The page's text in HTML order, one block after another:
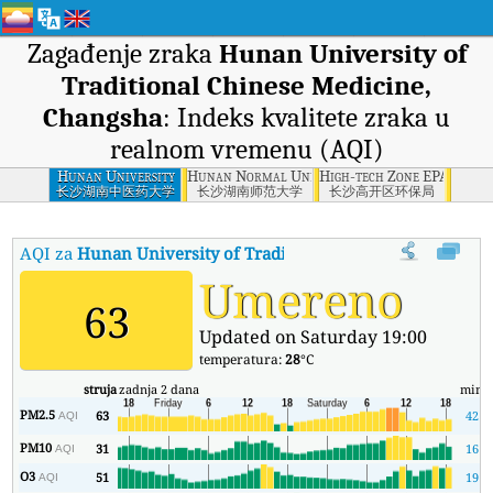
Zagađenje zraka Hunan University of
Traditional Chinese Medicine,
Changsha: Indeks kvalitete zraka u
realnom vremenu (AQI)
Hunan University
of Traditional
Chinese Medicine,
长沙湖南中医药大学
Hunan Normal University, Changsha
长沙湖南师范大学
High-tech Zone EPA,
长沙高开区环保局
AQI zaHunan University of Traditional Chinese Medicine,
63 Umereno
Updated on Saturday 19:00
temperatura:28°C
strujazadnja 2 dana min
PM2.5AQI 63 42
PM10AQI 31 16
O3AQI 51 19